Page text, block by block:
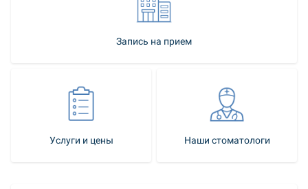
Запись на прием
Услуги и цены Наши стоматологи